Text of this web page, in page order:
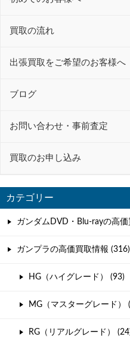
ゲ
ー
ョ
買取の流れ
出張買取をご希望のお客様へ
ブログ
お問い合わせ・事前査定
買取のお申し込み
カテゴリー
ガンダムDVD・Blu-rayの高価
ガンプラの高価買取情報 (316)
HG（ハイグレード） (93)
MG（マスターグレード）
RG（リアルグレード）